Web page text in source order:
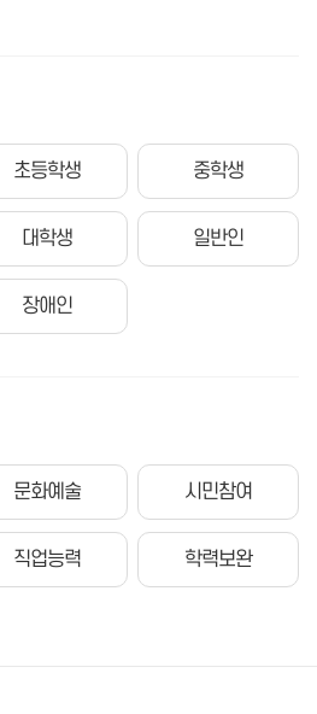
초등학생 중학생
대학생 일반인
장애인
문화예술 시민참여
직업능력 학력보완